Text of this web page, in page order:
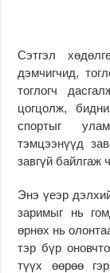
Сэтгэл
дэмчигчид,
тоглогч
цогцолж,
спортыг
тэмцээнүүд
завгүй байлгаж
Энэ үеэр
заримыг нь
өрнөх нь
тэр бүр
түүх өөрөө